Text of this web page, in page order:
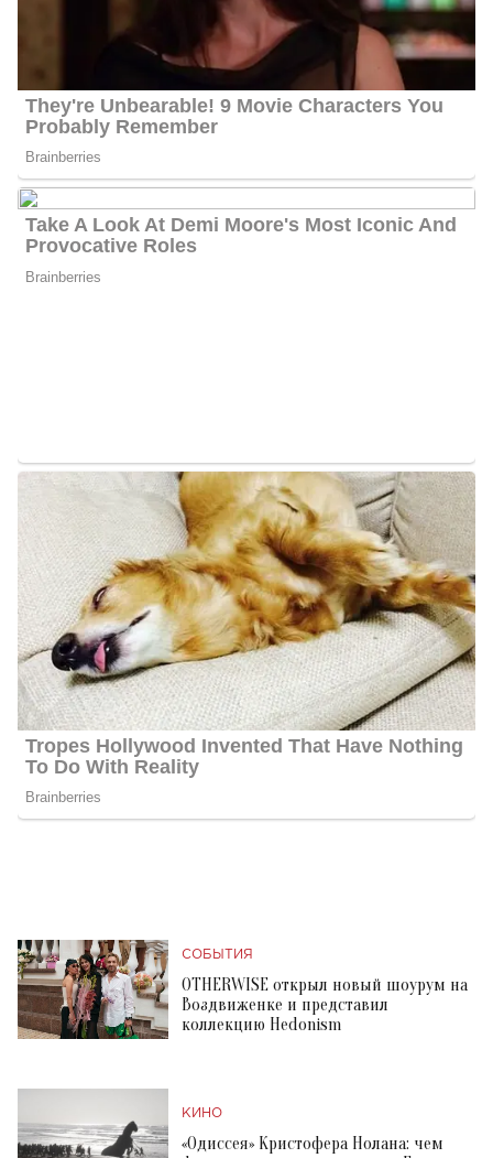
СОБЫТИЯ
OTHERWISE открыл новый шоурум на
Воздвиженке и представил
коллекцию Hedonism
КИНО
«Одиссея» Кристофера Нолана: чем